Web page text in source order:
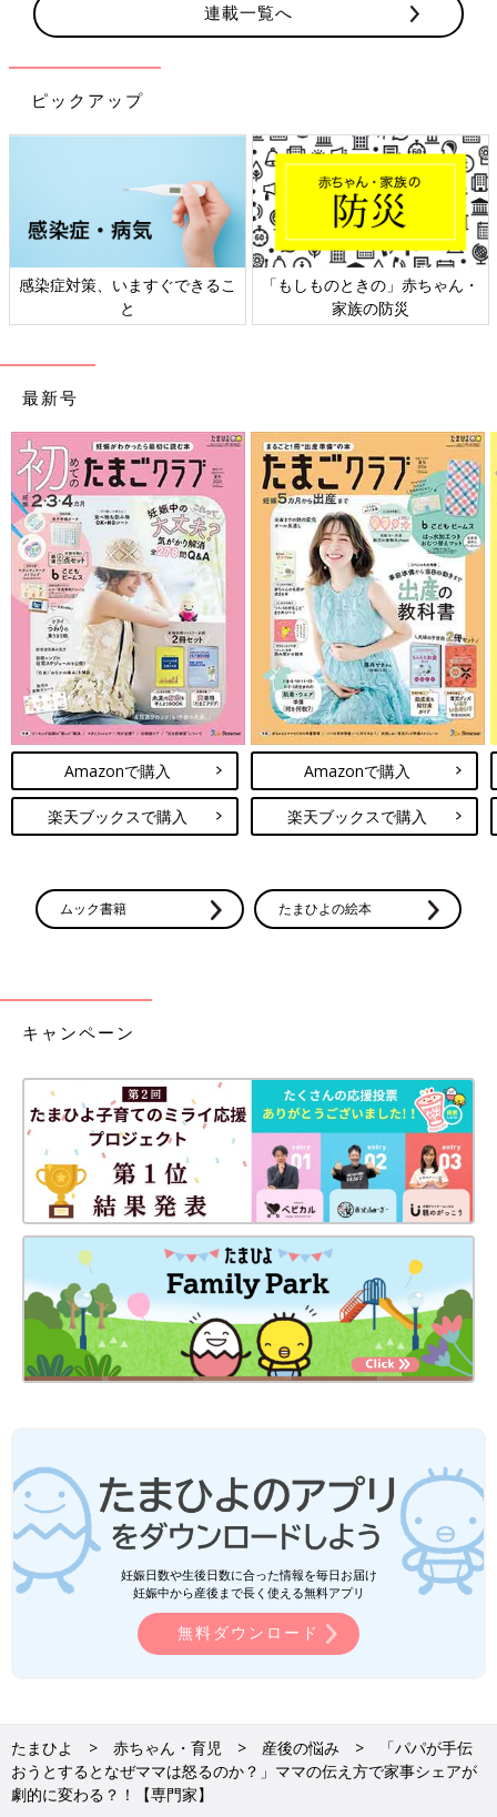
連載一覧へ
ピックアップ
感染症対策、いますぐできるこ
と
「もしものときの」赤ちゃん・
家族の防災
最新号
Amazonで購入
楽天ブックスで購入
Amazonで購入
楽天ブックスで購入
ムック書籍 たまひよの絵本
キャンペーン
妊娠日数や生後日数に合った情報を毎日お届け
妊娠中から産後まで長く使える無料アプリ
無料ダウンロード
たまひよ 赤ちゃん・育児 産後の悩み
「パパが手伝
おうとするとなぜママは怒るのか？」ママの伝え方で家事シェアが
劇的に変わる？！【専門家】